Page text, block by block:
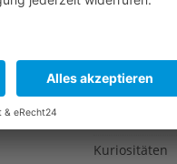
Kulinarisch
Kultur
Kuriositäten